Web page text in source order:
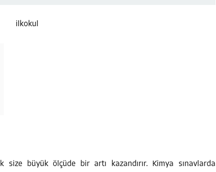
size büyük ölçüde bir artı kazandırır. Kimya sınavlarda